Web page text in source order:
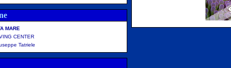
MARE
CENTER
Tatriele